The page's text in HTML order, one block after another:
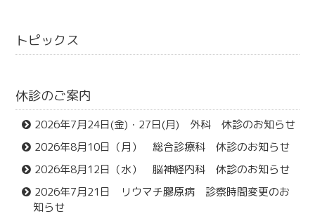
トピックス
休診のご案内
2026年7月24日(金)・27日(月) 外科 休診のお知らせ
2026年8月10日（月） 総合診療科 休診のお知らせ
2026年8月12日（水） 脳神経内科 休診のお知らせ
2026年7月21日 リウマチ膠原病 診察時間変更のお
知らせ